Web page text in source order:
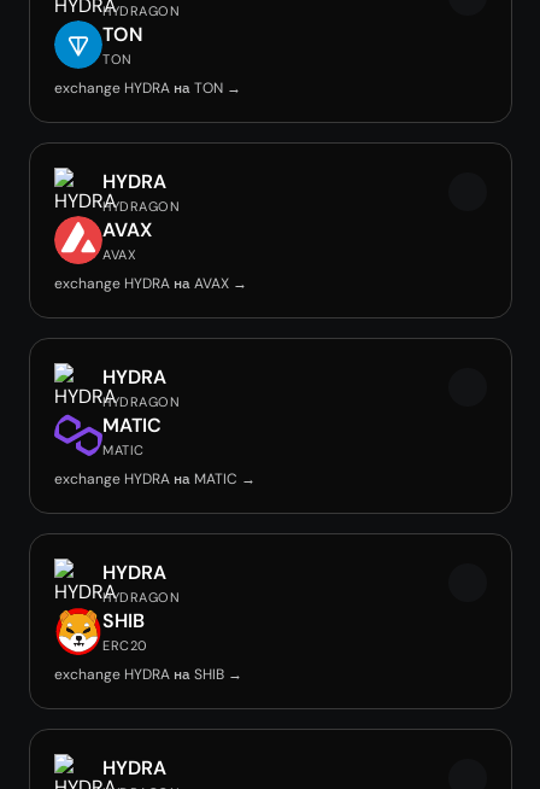
HYDRAGON
TON
TON
exchange HYDRA на TON →
HYDRA
HYDRAGON
AVAX
AVAX
exchange HYDRA на AVAX →
HYDRA
HYDRAGON
MATIC
MATIC
exchange HYDRA на MATIC →
HYDRA
HYDRAGON
SHIB
ERC20
exchange HYDRA на SHIB →
HYDRA